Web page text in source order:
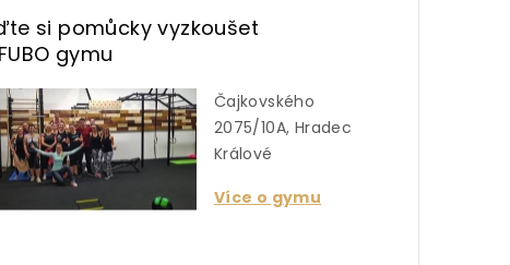
si pomůcky vyzkoušet
gymu
Čajkovského
2075/10A, Hradec
Králové
Více o gymu